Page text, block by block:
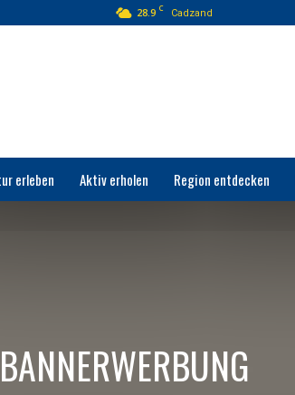
28.9 C Cadzand
erleben Aktiv erholen Region entdecken
BANNERWERBUNG